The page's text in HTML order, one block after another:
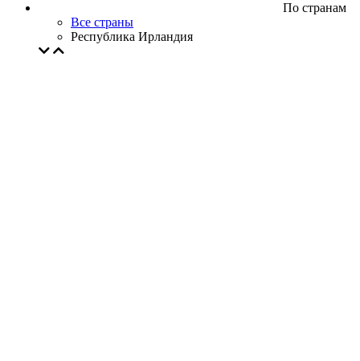
По странам
Все страны
Республика Ирландия